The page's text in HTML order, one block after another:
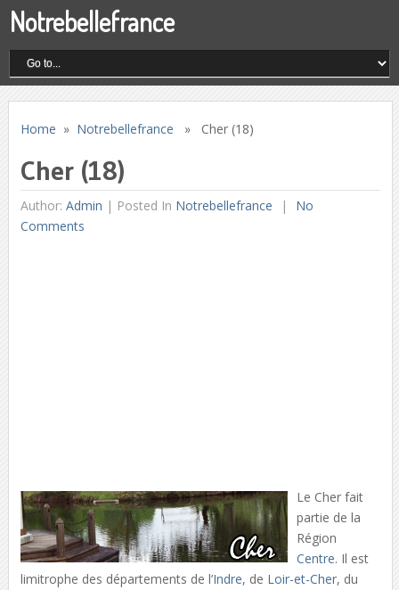
Notrebellefrance
Home » Notrebellefrance » Cher (18)
Cher (18)
Author: Admin | Posted In Notrebellefrance
No
Comments
Le Cher fait
partie de la
Région
Centre. Il est
limitrophe des départements de l’Indre, de Loir-et-Cher, du